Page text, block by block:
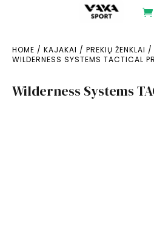
HOME / KAJAKAI / PREKIŲ ŽENKLAI /
WILDERNESS SYSTEMS TACTICAL
Wilderness Systems